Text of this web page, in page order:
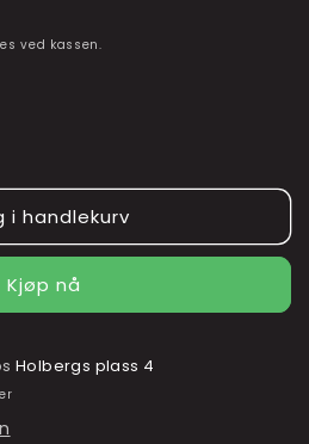
ved kassen.
i handlekurv
Kjøp nå
Holbergs plass 4